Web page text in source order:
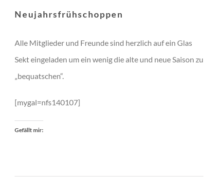
Neujahrsfrühschoppen
Alle Mitglieder und Freunde sind herzlich auf ein Glas
Sekt eingeladen um ein wenig die alte und neue Saison zu
„bequatschen“.
[mygal=nfs140107]
Gefällt mir: